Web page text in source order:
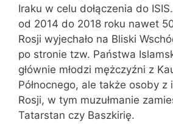
Iraku w celu dołączenia do
od 2014 do 2018 roku nawet
Rosji wyjechało na Bliski
po stronie tzw. Państwa
głównie młodzi mężczyźni z
Północnego, ale także osoby z
Rosji, w tym muzułmanie
Tatarstan czy Baszkirię.